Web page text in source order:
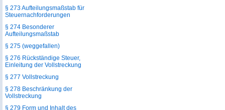
§ 273 Aufteilungsmaßstab für
Steuernachforderungen
§ 274 Besonderer
Aufteilungsmaßstab
§ 275 (weggefallen)
§ 276 Rückständige Steuer,
Einleitung der Vollstreckung
§ 277 Vollstreckung
§ 278 Beschränkung der
Vollstreckung
§ 279 Form und Inhalt des